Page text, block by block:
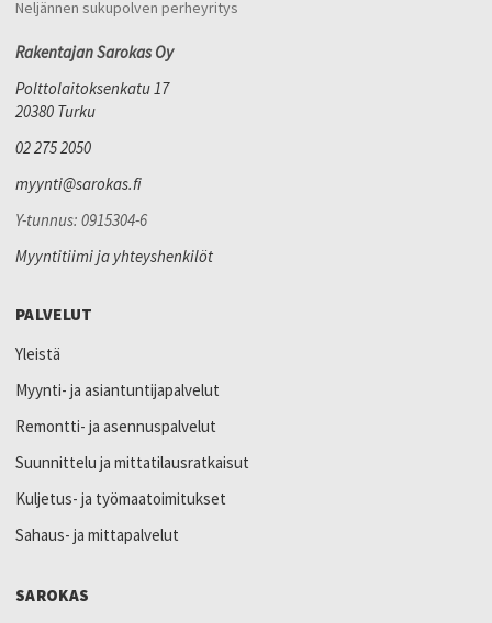
Neljännen sukupolven perheyritys
Rakentajan Sarokas Oy
Polttolaitoksenkatu 17
20380 Turku
02 275 2050
myynti@sarokas.fi
Y-tunnus: 0915304-6
Myyntitiimi ja yhteyshenkilöt
PALVELUT
Yleistä
Myynti- ja asiantuntijapalvelut
Remontti- ja asennuspalvelut
Suunnittelu ja mittatilausratkaisut
Kuljetus- ja työmaatoimitukset
Sahaus- ja mittapalvelut
SAROKAS